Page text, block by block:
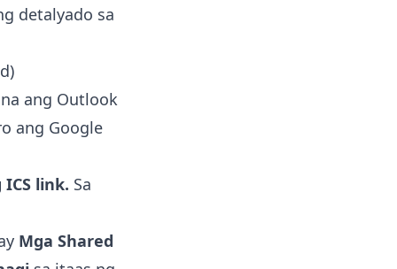
detalyado sa
ang Outlook
ang Google
link. Sa
Mga Shared